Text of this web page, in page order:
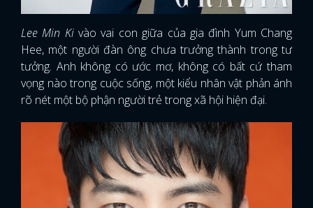
Lee Min Kivào vai con giữa của gia đình Yum Chang
Hee, một người đàn ông chưa trưởng thành trong tư
tưởng. Anh không có ước mơ, không có bất cứ tham
vọng nào trong cuộc sống, một kiểu nhân vật phản ánh
rõ nét một bộ phận người trẻ trong xã hội hiện đại.